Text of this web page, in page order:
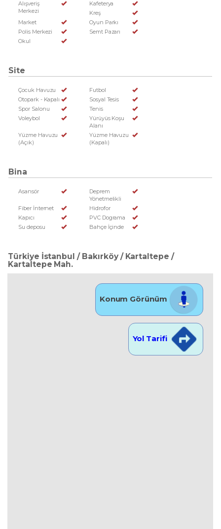
Alışveriş
Merkezi
Kafeterya
Kreş
Market
Oyun Parkı
Polis Merkezi
Semt Pazarı
Okul
Site
Çocuk Havuzu
Futbol
Otopark - Kapalı
Sosyal Tesis
Spor Salonu
Tenis
Voleybol
Yürüyüs Koşu
Alanı
Yüzme Havuzu
(Açık)
Yüzme Havuzu
(Kapalı)
Bina
Asansör
Deprem
Yönetmelikli
Fiber İnternet
Hidrofor
Kapıcı
PVC Dograma
Su deposu
Bahçe İçinde
Türkiye İstanbul / Bakırköy/ Kartaltepe /
Kartaltepe Mah.
Konum Görünüm
Yol Tarifi